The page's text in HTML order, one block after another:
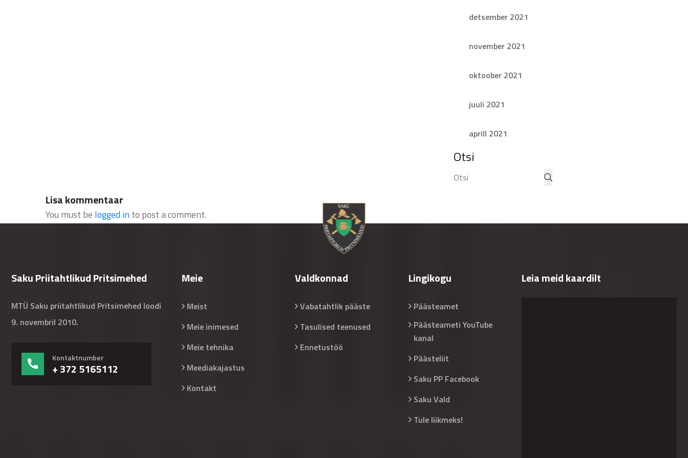
detsember 2021
november 2021
oktoober 2021
juuli 2021
aprill 2021
Otsi
Lisa kommentaar
You must be logged into post a comment.
Saku Priitahtlikud Pritsimehed
MTÜ Saku priitahtlikud Pritsimehed loodi
9. novembril 2010.
Kontaktnumber
+ 372 5165112
Meie
Meist
Meie inimesed
Meie tehnika
Meediakajastus
Kontakt
Valdkonnad
Vabatahtlik pääste
Tasulised teenused
Ennetustöö
Lingikogu
Päästeamet
Päästeameti YouTube
kanal
Päästeliit
Saku PP Facebook
Saku Vald
Tule liikmeks!
Leia meid kaardilt